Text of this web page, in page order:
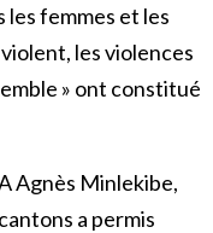
femmes et les
les violences
» ont constitué
Agnès Minlekibe,
a permis